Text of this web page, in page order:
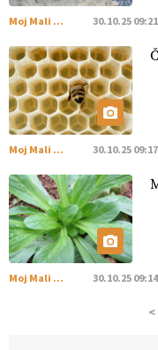
[EKOloško = LOGIČNO
prilagojene sorte
VEČ
https://t.co/
https://t.co/PAL0zlhVia
[EKOloško = LOGIČNO
pridelava aronije
kmetijsko in podjetniško
https://t.co/EulJoSBYMi
https://t.co/xp1oihBDaJ
Moj Mali Svet 30.10.25 09:21
Moj Mali Svet 30.10.25 09:17
Moj Mali Svet 30.10.25 09:14
<